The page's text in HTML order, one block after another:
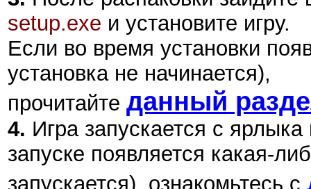
setup.exe и установите игру.
Если во время установки
установка не начинается),
прочитайте данный
4. Игра запускается с
запуске появляется какая-
запускается), ознакомьтесь с